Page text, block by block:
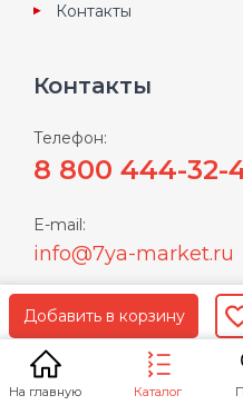
На главную Каталог
Контакты
Контакты
Телефон:
8 800 444-32-
E-mail:
info@7ya-market.ru
Пользуясь нашим сайтом
условиямиполитики